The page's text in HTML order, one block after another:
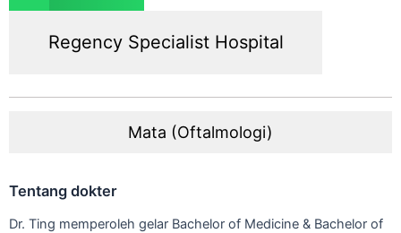
Regency Specialist Hospital
Mata (Oftalmologi)
Tentang dokter
Dr. Ting memperoleh gelar Bachelor of Medicine & Bachelor of